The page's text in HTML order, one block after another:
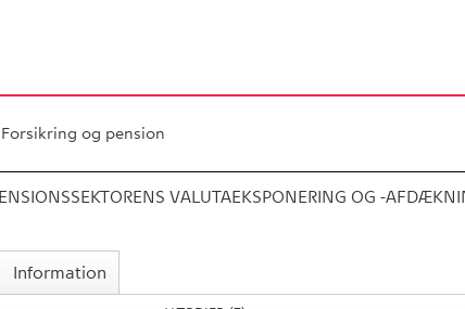
Forsikring og pension
VALUTAEKSPONERING OG -
Information